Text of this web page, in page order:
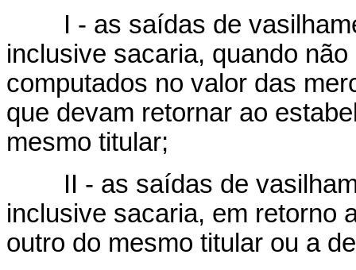
I - as saídas de
inclusive sacaria, quando
computados no valor das
que devam retornar ao
mesmo titular;
II - as saídas de
inclusive sacaria, em retorno
outro do mesmo titular ou a